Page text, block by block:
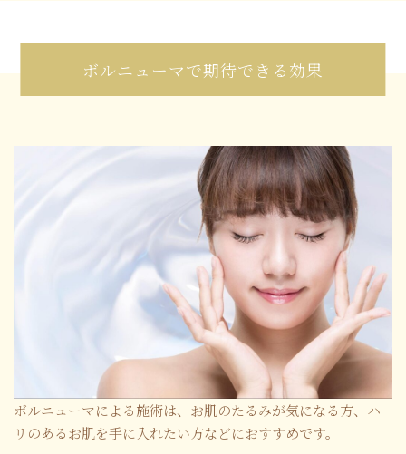
ボルニューマで期待できる効果
ボルニューマによる施術は、お肌のたるみが気になる方、ハ
リのあるお肌を手に入れたい方などにおすすめです。